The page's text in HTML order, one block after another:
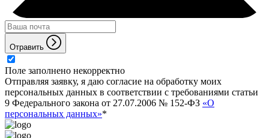
Отравить
Поле заполнено некорректно
Отправляя заявку, я даю согласие на обработку моих
персональных данных в соответствии с требованиями статьи
9 Федерального закона от 27.07.2006 № 152-ФЗ «О
персональных данных»*